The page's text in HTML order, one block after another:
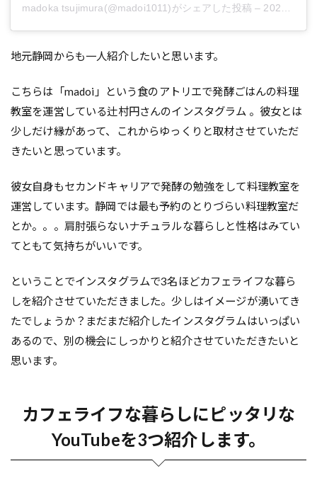
madoka tsujimura(@madoi1011)がシェアした投稿 – 2020年 5月月20日午後3時33分PDT
地元静岡からも一人紹介したいと思います。
こちらは「madoi」という食のアトリエで発酵ごはんの料理
教室を運営している辻村円さんのインスタグラム 。彼女とは
少しだけ縁があって、これからゆっくりと取材させていただ
きたいと思っています。
彼女自身もセカンドキャリアで発酵の勉強をして料理教室を
運営しています。静岡では最も予約のとりづらい料理教室だ
とか。。。肩肘張らないナチュラルな暮らしと性格はみてい
てともて気持ちがいいです。
ということでインスタグラムで3名ほどカフェライフな暮ら
しを紹介させていただきました。少しはイメージが湧いてき
たでしょうか？まだまだ紹介したインスタグラムはいっぱい
あるので、別の機会にしっかりと紹介させていただきたいと
思います。
カフェライフな暮らしにピッタリな
YouTubeを3つ紹介します。